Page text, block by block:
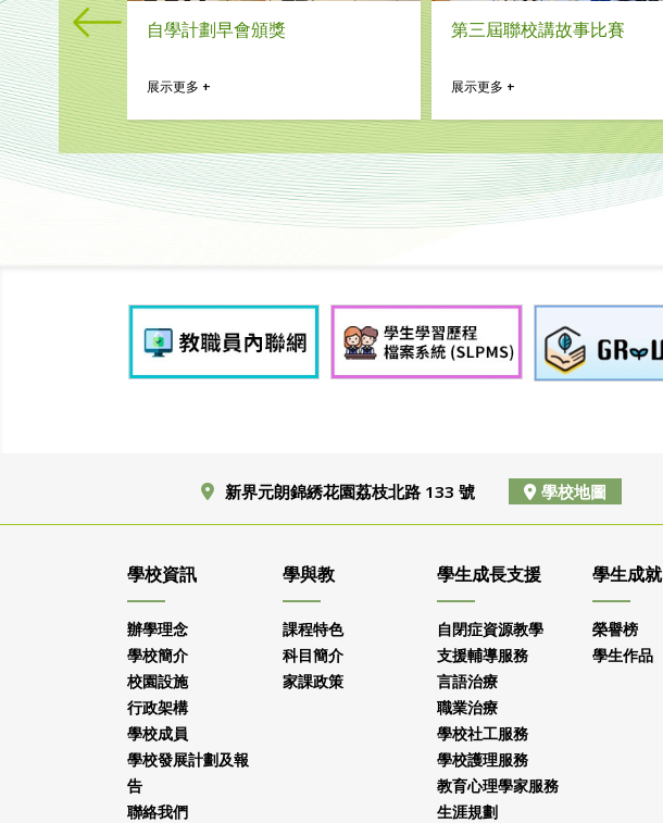
自學計劃早會頒獎
展示更多 +
第三屆聯校講故事比賽
展示更多 +
新界元朗錦綉花園荔枝北路 133 號 學校地圖
學校資訊
辦學理念
學校簡介
校園設施
行政架構
學校成員
學校發展計劃及報
告
聯絡我們
學與教
課程特色
科目簡介
家課政策
學生成長支援
自閉症資源教學
支援輔導服務
言語治療
職業治療
學校社工服務
學校護理服務
教育心理學家服務
生涯規劃
學生成就
榮譽榜
學生作品